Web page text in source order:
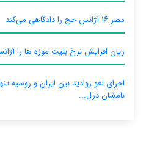
مصر ۱۶ آژانس حج را دادگاهی می‌کند
زیان افزایش نرخ بلیت موزه ها را
اجرای لغو روادید بین ایران و روسیه
نامشان درل...